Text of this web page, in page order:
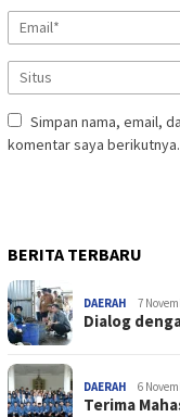
Simpan nama, email,
komentar saya berikutnya.
BERITA TERBARU
DAERAH 7
Dialog
DAERAH 6
Terima